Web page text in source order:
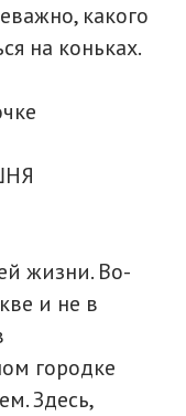
какого
на коньках.
жизни. Во-
и не в
городке
Здесь,